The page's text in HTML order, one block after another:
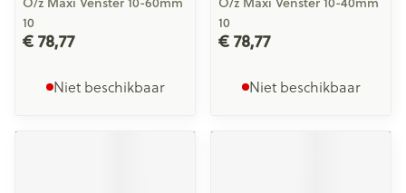
10
€ 78,77
Niet beschikbaar
10
€ 78,77
Niet beschikbaar